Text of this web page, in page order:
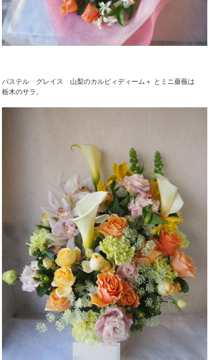
パステル グレイス 山梨のカルピィディーム＋ とミニ薔薇は
栃木のサラ。